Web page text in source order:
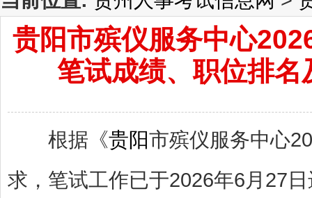
贵阳市殡仪服务中心
笔试成绩、职位排
根据《贵阳市殡仪服务中心
求，笔试工作已于2026年6月27